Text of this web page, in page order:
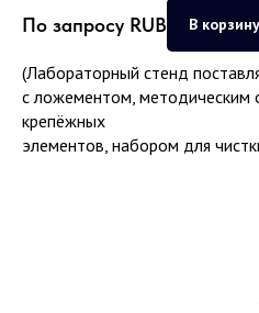
По запросу RUB В корзину
(Лабораторный стенд
с ложементом, методическим
крепёжных
элементов, набором для